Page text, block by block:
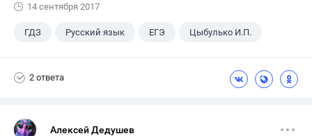
14 сентября 2017
ГДЗ Русский язык ЕГЭ Цыбулько И.П.
2 ответа
Алексей Дедушев